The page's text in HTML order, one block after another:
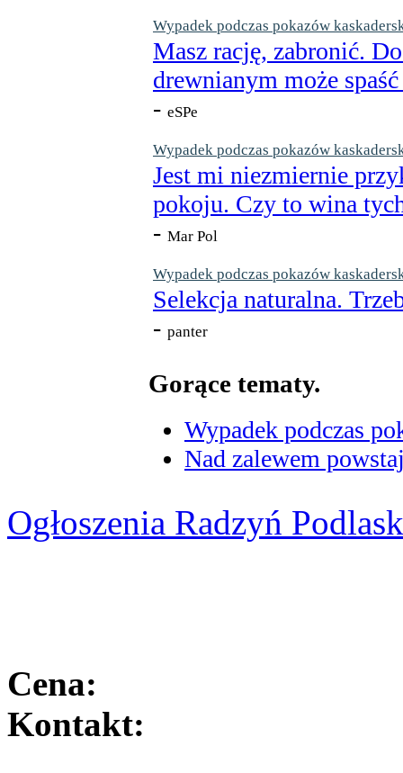
Wypadek podczas pokazów
Masz rację, zabronić.
drewnianym może
- eSPe
Wypadek podczas pokazów
Jest mi niezmiernie
pokoju. Czy to wina
- Mar Pol
Wypadek podczas pokazów
Selekcja naturalna.
- panter
Gorące tematy.
Wypadek podczas
Nad zalewem
Ogłoszenia Radzyń
Cena:
Kontakt: